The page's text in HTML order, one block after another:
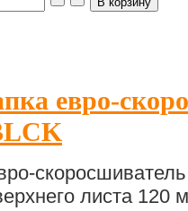
евро-
скоросшиватель
листа